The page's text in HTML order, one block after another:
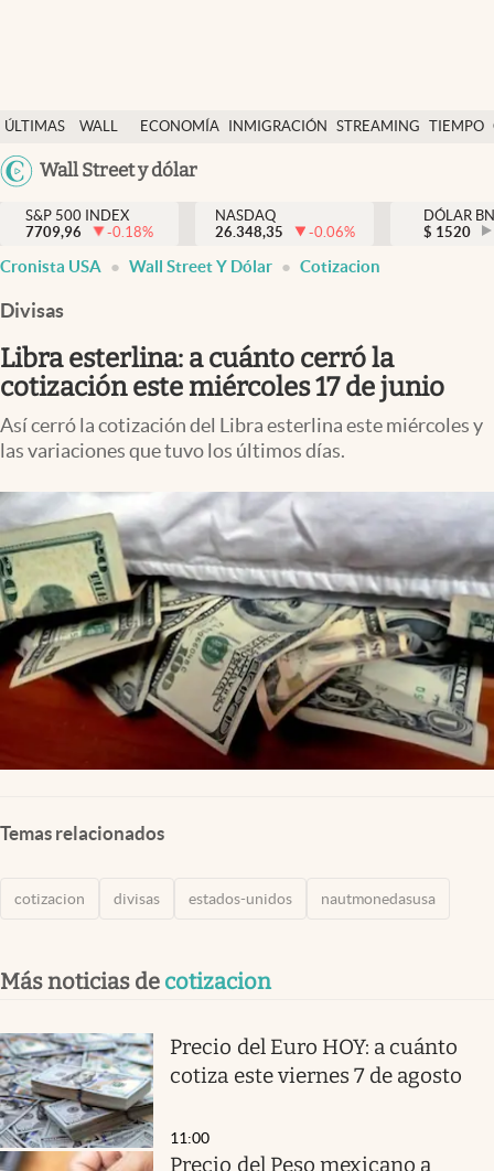
ÚLTIMAS
NOTICIAS
WALL
DÓLAR
ECONOMÍA INMIGRACIÓN STREAMING TIEMPO
México
Wall Street y dólar
Finanzas y economía
Wall Street y dólar
Inmigración
Espiritual
Streaming
Lifestyle
USA
S&P 500 INDEX
7709,96
-0.18%
NASDAQ
26.348,35
-0.06%
DÓLAR
$ 1520
Cronista USA Wall Street Y Dólar Cotizacion
Divisas
Libra esterlina: a cuánto cerró la
cotización este miércoles 17 de junio
Así cerró la cotización del Libra esterlina este miércoles y
las variaciones que tuvo los últimos días.
Temas relacionados
cotizacion divisas estados-unidos nautmonedasusa
Más noticias de cotizacion
Precio del Euro HOY: a cuánto
cotiza este viernes 7 de agosto
11:00
Precio del Peso mexicano a